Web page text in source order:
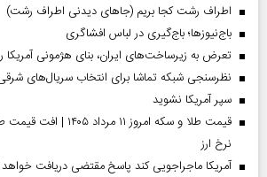
اطراف رشت کجا بریم (جاهای دیدنی اطراف رشت)
باج‌نیوزها؛ باج‌گیری در لباس افشاگری
تعرض به زیرساخت‌های ایران، بنای هژمونی آمریکا
نظرسنجی شبکه تماشا برای انتخاب سریال‌های
سپر آمریکا نشوید
قیمت طلا و سکه امروز ۱۱
نرخ ارز
آمریکا ماجراجویی کند پاسخ مقتضی دریافت